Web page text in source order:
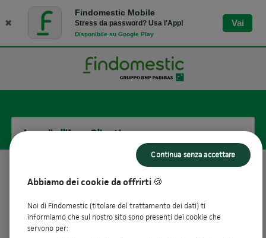
✖
Findomestic Mobile
Stress da password? Usa l'App!
Disponibile su Google Play
Vai
Accedi all'Area Clienti
Username
Password
Abbiamo dei cookie da offrirti 🍪
Noi di Findomestic (titolare del trattamento dei dati) ti
informiamo che sul nostro sito sono presenti dei cookie che
servono per:
Continua senza accettare